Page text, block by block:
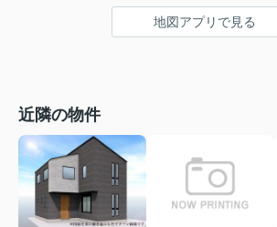
地図アプリで見る
近隣の物件